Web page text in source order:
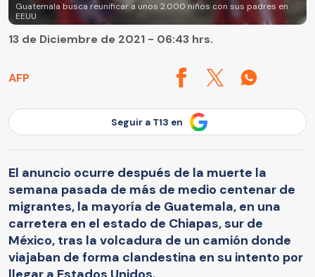
Guatemala busca reunificar a unos 2.000 niños con sus padres en
EEUU
AFP
13 de Diciembre de 2021 - 06:43 hrs.
Seguir a T13 en
El anuncio ocurre después de la muerte la
semana pasada de más de medio centenar de
migrantes, la mayoría de Guatemala, en una
carretera en el estado de Chiapas, sur de
México, tras la volcadura de un camión donde
viajaban de forma clandestina en su intento por